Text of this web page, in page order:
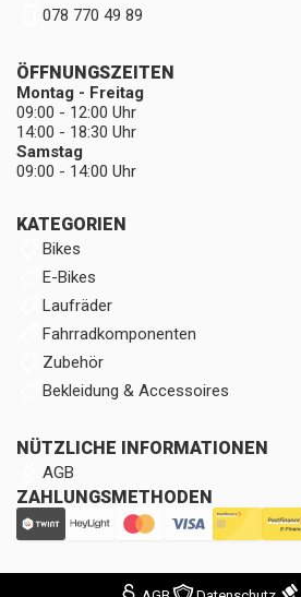
078 770 49 89
KATEGORIEN
Bikes
E-Bikes
Laufräder
Fahrradkomponenten
Zubehör
Bekleidung & Accessoires
NÜTZLICHE INFORMATIONEN
AGB
ZAHLUNGSMETHODEN
ÖFFNUNGSZEITEN
Montag - Freitag
09:00 - 12:00 Uhr
14:00 - 18:30 Uhr
Samstag
09:00 - 14:00 Uhr